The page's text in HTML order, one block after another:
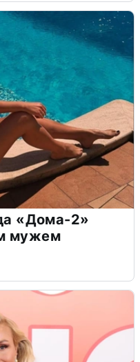
«Дома-2»
мужем